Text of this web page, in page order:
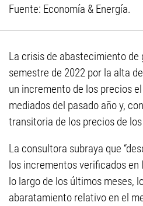
Fuente: Economía & Energía.
La crisis de abastecimiento de
semestre de 2022 por la alta
un incremento de los precios
mediados del pasado año y,
transitoria de los precios de
La consultora subraya que
los incrementos verificados
lo largo de los últimos meses,
abaratamiento relativo en el